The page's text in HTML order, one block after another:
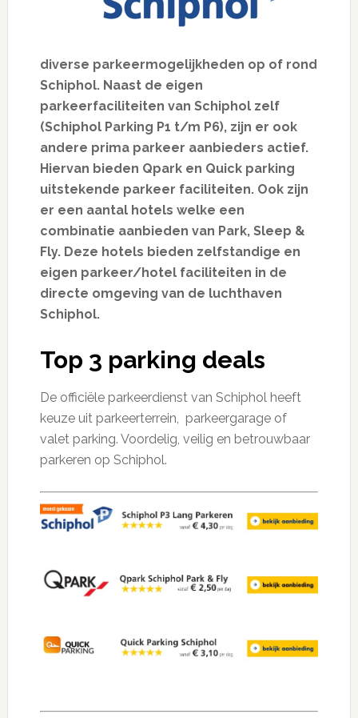
diverse parkeermogelijkheden op of rond
Schiphol. Naast de eigen
parkeerfaciliteiten van Schiphol zelf
(Schiphol Parking P1 t/m P6), zijn er ook
andere prima parkeer aanbieders actief.
Hiervan bieden Qpark en Quick parking
uitstekende parkeer faciliteiten. Ook zijn
er een aantal hotels welke een
combinatie aanbieden van Park, Sleep &
Fly. Deze hotels bieden zelfstandige en
eigen parkeer/hotel faciliteiten in de
directe omgeving van de luchthaven
Schiphol.
Top 3 parking deals
De officiële parkeerdienst van Schiphol heeft
keuze uit parkeerterrein, parkeergarage of
valet parking. Voordelig, veilig en betrouwbaar
parkeren op Schiphol.